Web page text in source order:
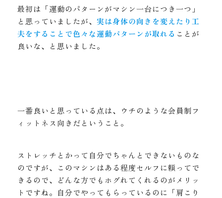
最初は「運動のパターンがマシン一台につき一つ」
と思っていましたが、 実は身体の向きを変えたり工
夫をすることで色々な運動パターンが取れる ことが
良いな、と思いました。
一番良いと思っている点は、ウチのような会員制フ
ィットネス向きだということ。
ストレッチとかって自分でちゃんとできないものな
のですが、このマシンはある程度セルフに頼ってで
きるので、どんな方でもホグれてくれるのがメリッ
トですね。自分でやってもらっているのに「肩こり